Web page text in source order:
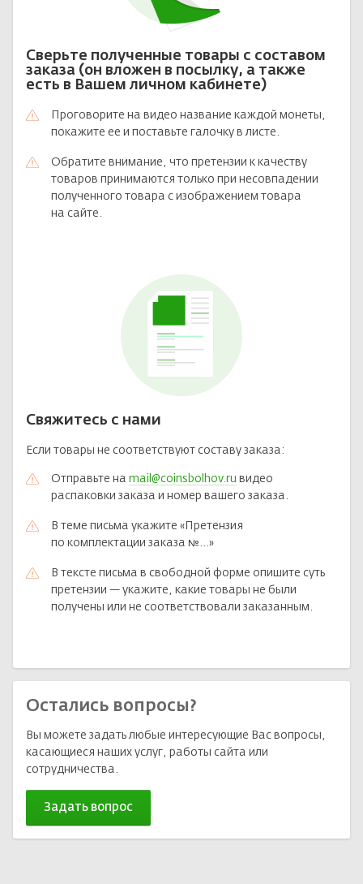
Сверьте полученные товары с составом
заказа (он вложен в посылку, а также
есть в Вашем личном кабинете)
Проговорите на видео название каждой монеты,
покажите ее и поставьте галочку в листе.
Обратите внимание, что претензии к качеству
товаров принимаются только при несовпадении
полученного товара с изображением товара
на сайте.
Свяжитесь с нами
Если товары не соответствуют составу заказа:
Отправьте на mail@coinsbolhov.ru видео
распаковки заказа и номер вашего заказа.
В теме письма укажите «Претензия
по комплектации заказа №...»
В тексте письма в свободной форме опишите суть
претензии — укажите, какие товары не были
получены или не соответствовали заказанным.
Остались вопросы?
Вы можете задать любые интересующие Вас вопросы,
касающиеся наших услуг, работы сайта или
сотрудничества.
Задать вопрос